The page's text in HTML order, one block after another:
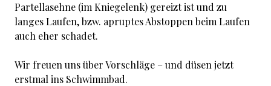
Partellasehne (im Kniegelenk) gereizt ist und zu
langes Laufen, bzw. apruptes Abstoppen beim Laufen
auch eher schadet.
Wir freuen uns über Vorschläge – und düsen jetzt
erstmal ins Schwimmbad.